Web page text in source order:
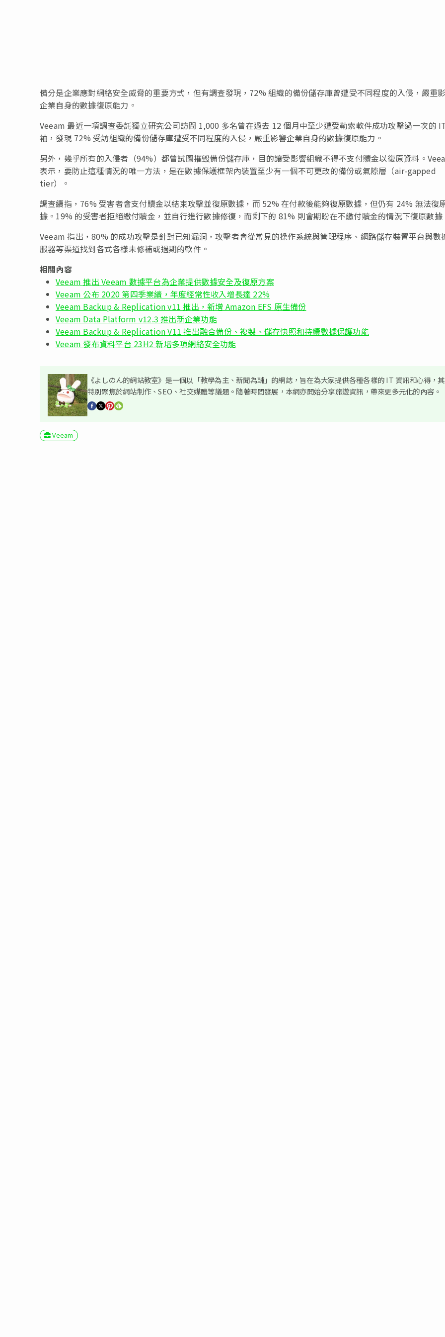
備分是企業應對網絡安全威脅的重要方式，但有調查發現，72% 組織的備份儲存庫曾遭受不同程度的入侵，嚴重
企業自身的數據復原能力。
Veeam 最近一項調查委託獨立研究公司訪問 1,000 多名曾在過去 12 個月中至少遭受勒索軟件成功攻擊過一次的
袖，發現 72% 受訪組織的備份儲存庫遭受不同程度的入侵，嚴重影響企業自身的數據復原能力。
另外，幾乎所有的入侵者（94%）都曾試圖摧毀備份儲存庫，目的讓受影響組織不得不支付贖金以復原資料。
表示，要防止這種情況的唯一方法，是在數據保護框架內裝置至少有一個不可更改的備份或氣隙層（air-gapped
tier）。
調查續指，76% 受害者會支付贖金以結束攻擊並復原數據，而 52% 在付款後能夠復原數據，但仍有 24% 無法復
據。19% 的受害者拒絕繳付贖金，並自行進行數據修復，而剩下的 81% 則會期盼在不繳付贖金的情況下復原數據
Veeam 指出，80% 的成功攻擊是針對已知漏洞，攻擊者會從常見的操作系統與管理程序、網路儲存裝置平台與數
服器等渠道找到各式各樣未修補或過期的軟件。
相關內容
Veeam 推出 Veeam 數據平台為企業提供數據安全及復原方案
Veeam 公布 2020 第四季業續，年度經常性收入增長達 22%
Veeam Backup & Replication v11 推出，新增 Amazon EFS 原生備份
Veeam Data Platform v12.3 推出新企業功能
Veeam Backup & Replication V11 推出融合備份、複製、儲存快照和持續數據保護功能
Veeam 發布資料平台 23H2 新增多項網絡安全功能
《よしのん的網站教室》是一個以「教學為主、新聞為輔」的網誌，旨在為大家提供各種各樣的 IT 資訊和心得，
特別聚焦於網站制作、SEO、社交媒體等議題。隨著時間發展，本網亦開始分享旅遊資訊，帶來更多元化的內容。
Veeam